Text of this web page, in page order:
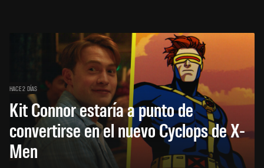
HACE 2 DÍAS
Kit Connor estaría a punto de
convertirse en el nuevo Cyclops de X-
Men